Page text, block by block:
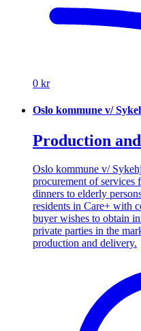
0 kr
Oslo kommune v/
Production
Oslo kommune v/
procurement of
dinners to elderly
residents in Care+ with
buyer wishes to obtain
private parties in the
production and delivery.